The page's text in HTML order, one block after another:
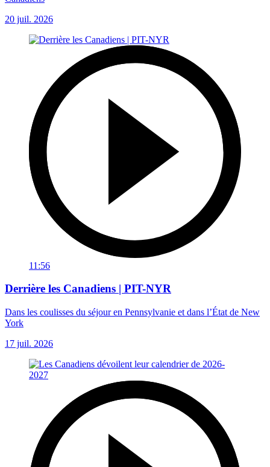
20 juil. 2026
11:56
Derrière les Canadiens | PIT-NYR
Dans les coulisses du séjour en Pennsylvanie et dans l’État de New
York
17 juil. 2026